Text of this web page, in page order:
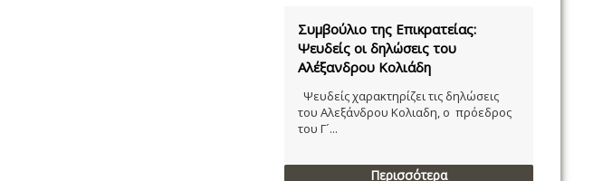
Συμβούλιο της Επικρατείας:
Ψευδείς οι δηλώσεις του
Αλέξανδρου Κολιάδη
Ψευδείς χαρακτηρίζει τις δηλώσεις
του Αλεξάνδρου Κολιαδη, ο πρόεδρος
του Γ´...
Περισσότερα